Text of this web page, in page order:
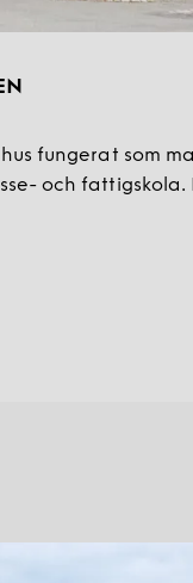
fungerat som
och fattigskola.